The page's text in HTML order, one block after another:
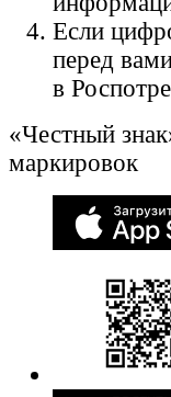
Если
перед
в
«Честный
маркировок